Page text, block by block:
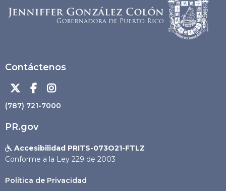
Contáctenos
  
(787) 721-7000
PR.gov
 Accesibilidad PRITS-073O21-FTLZ
Conforme a la Ley 229 de 2003
Política de Privacidad